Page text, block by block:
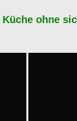
ohne